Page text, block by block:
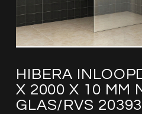
HIBERA
X 2000 X 10 MM
GLAS/RVS